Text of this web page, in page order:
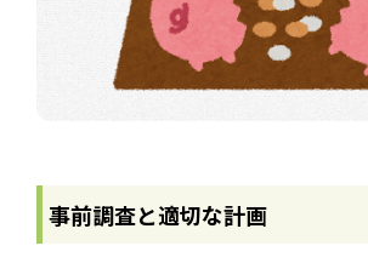
事前調査と適切な計画